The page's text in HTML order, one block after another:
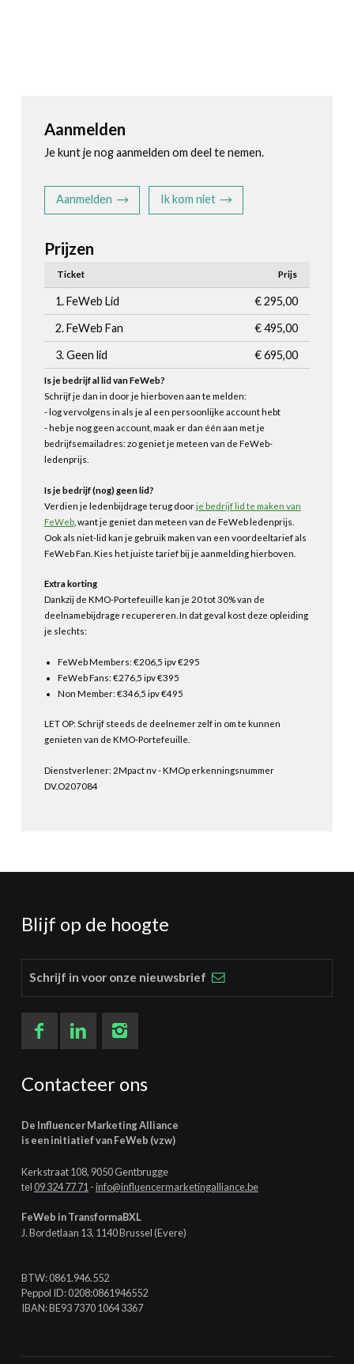
Aanmelden
Je kunt je nog aanmelden om deel te nemen.
Aanmelden Ik kom niet
Prijzen
Ticket Prijs
1. FeWeb Lid
€ 295,00
2. FeWeb Fan
€ 495,00
3. Geen lid
€ 695,00
Is je bedrijf al lid van FeWeb?
Schrijf je dan in door je hierboven aan te melden:
- log vervolgens in als je al een persoonlijke account hebt
- heb je nog geen account, maak er dan één aan met je
bedrijfsemailadres: zo geniet je meteen van de FeWeb-
ledenprijs.
Is je bedrijf (nog) geen lid?
Verdien je ledenbijdrage terug doorje bedrijf lid te maken van
FeWeb, want je geniet dan meteen van de FeWeb ledenprijs.
Ook als niet-lid kan je gebruik maken van een voordeeltarief als
FeWeb Fan. Kies het juiste tarief bij je aanmelding hierboven.
Extra korting
Dankzij de KMO-Portefeuille kan je 20 tot 30% van de
deelnamebijdrage recupereren. In dat geval kost deze opleiding
je slechts:
FeWeb Members: €206,5 ipv €295
FeWeb Fans: €276,5 ipv €395
Non Member: €346,5 ipv €495
LET OP: Schrijf steeds de deelnemer zelf in om te kunnen
genieten van de KMO-Portefeuille.
Dienstverlener: 2Mpact nv - KMOp erkenningsnummer
DV.O207084
Blijf op de hoogte
Schrijf in voor onze nieuwsbrief
Contacteer ons
De Influencer Marketing Alliance
is een initiatief van FeWeb (vzw)
Kerkstraat 108, 9050 Gentbrugge
tel09 324 77 71 -info@influencermarketingalliance.be
FeWeb in TransformaBXL
J. Bordetlaan 13, 1140 Brussel (Evere)
BTW: 0861.946.552
Peppol ID: 0208:0861946552
IBAN: BE93 7370 1064 3367